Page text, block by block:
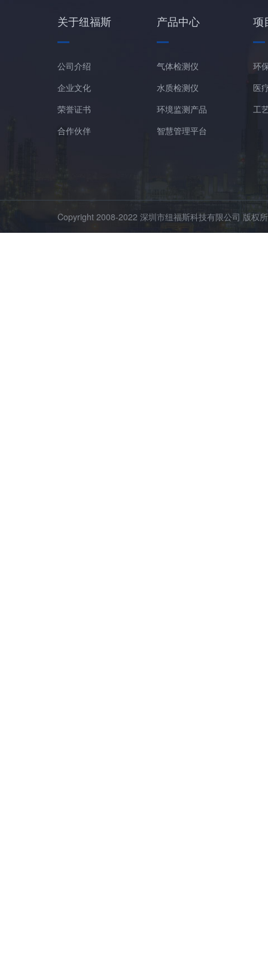
关于纽福斯
公司介绍
企业文化
荣誉证书
合作伙伴
产品中心
气体检测仪
水质检测仪
环境监测产品
智慧管理平台
项
环
医
工
Copyright 2008-2022 深圳市纽福斯科技有限公司 版